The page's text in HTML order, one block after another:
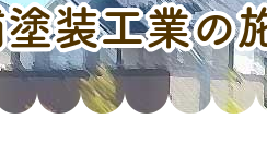
装工業の